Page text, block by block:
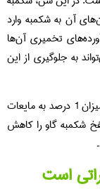
آن به شکمبه وارد
تخمیری آن‌ها
به جلوگیری از این
اضافه کردن فرمالین (محلول 37 درصد فرمالدئید) به میزان 1 درصد به مایعات
شکمبه گاو را کاهش
است